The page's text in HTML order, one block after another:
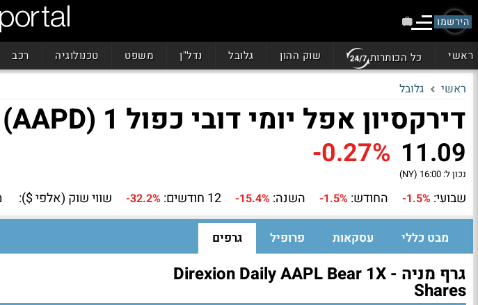
הירשמו
ראשי כל הכותרות שוק ההון גלובל נדל"ן משפט טכנולוגיה רכב
ראשי גלובל
דירקסיון אפל יומי דובי כפול 1 (AAPD)
11.09
-0.27%
נכון ל: 16:00 (NY)
שבועי: -1.5% החודש: -1.5% השנה: -15.4% 12 חודשים: -32.2% שווי שוק (אלפי $):
מבט כללי עסקאות פרופיל גרפים
גרף מניה - Direxion Daily AAPL Bear 1X
Shares